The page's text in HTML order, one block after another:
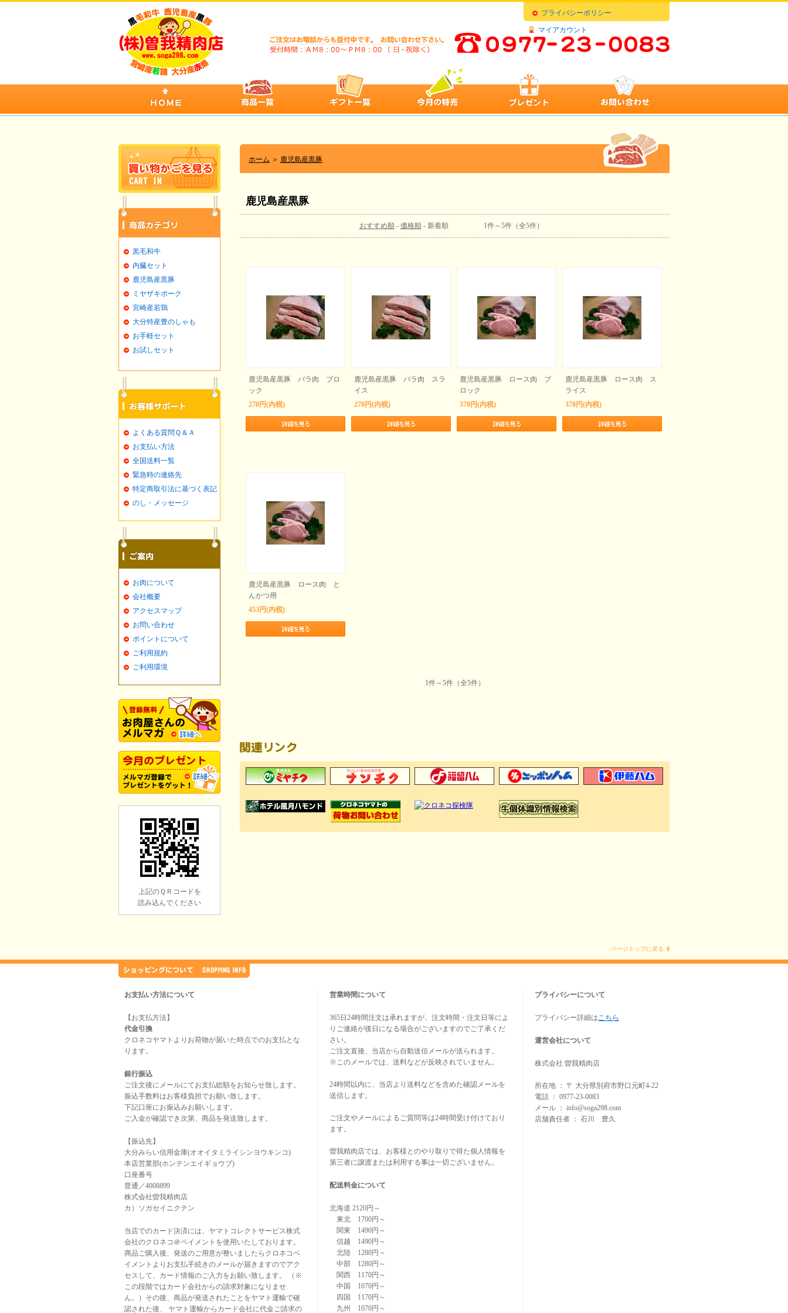
プライバシーポリシー
マイアカウント
ホーム ＞ 鹿児島産黒豚
鹿児島産黒豚
おすすめ順- 価格順- 新着順 1件～5件（全5件）
鹿児島産黒豚 バラ肉 ブロ
ック
270円(内税)
鹿児島産黒豚 バラ肉 スラ
イス
270円(内税)
鹿児島産黒豚 ロース肉 ブ
ロック
378円(内税)
鹿児島産黒豚 ロース肉 ス
ライス
378円(内税)
鹿児島産黒豚 ロース肉 と
んかつ用
453円(内税)
1件～5件（全5件）
黒毛和牛
内臓セット
鹿児島産黒豚
ミヤザキポーク
宮崎産若鶏
大分特産豊のしゃも
お手軽セット
お試しセット
よくある質問Ｑ＆Ａ
お支払い方法
全国送料一覧
緊急時の連絡先
特定商取引法に基づく表記
のし・メッセージ
お肉について
会社概要
アクセスマップ
お問い合わせ
ポイントについて
ご利用規約
ご利用環境
上記のＱＲコードを
読み込んでください
ページトップに戻る
お支払い方法について
【お支払方法】
代金引換
クロネコヤマトよりお荷物が届いた時点でのお支払とな
ります。
銀行振込
ご注文後にメールにてお支払総額をお知らせ致します。
振込手数料はお客様負担でお願い致します。
下記口座にお振込みお願いします。
ご入金が確認でき次第、商品を発送致します。
【振込先】
大分みらい信用金庫(オオイタミライシンヨウキンコ)
本店営業部(ホンテンエイギョウブ)
口座番号
普通／4008899
株式会社曽我精肉店
カ）ソガセイニクテン
当店でのカード決済には、ヤマトコレクトサービス株式
会社のクロネコ＠ペイメントを使用いたしております。
商品ご購入後、発送のご用意が整いましたらクロネコペ
イメントよりお支払手続きのメールが届きますのでアク
セスして、カード情報のご入力をお願い致します。 （※
この段階ではカード会社からの請求対象になりませ
ん。）その後、商品が発送されたことをヤマト運輸で確
認された後、 ヤマト運輸からカード会社に代金ご請求の
営業時間について
365日24時間注文は承れますが、注文時間・注文日等によ
りご連絡が後日になる場合がございますのでご了承くだ
さい。
ご注文直後、当店から自動送信メールが送られます。
※このメールでは、送料などが反映されていません。
24時間以内に、当店より送料などを含めた確認メールを
送信します。
ご注文やメールによるご質問等は24時間受け付けており
ます。
曽我精肉店では、お客様とのやり取りで得た個人情報を
第三者に譲渡または利用する事は一切ございません。
配送料金について
北海道 2120円～
東北 1700円～
関東 1490円～
信越 1490円～
北陸 1280円～
中部 1280円～
関西 1170円～
中国 1070円～
四国 1170円～
九州 1070円～
プライバシーについて
プライバシー詳細はこちら
運営会社について
株式会社 曽我精肉店
所在地 ： 〒 大分県別府市野口元町4-22
電話 ： 0977-23-0083
メール ： info@soga298.com
店舗責任者 ： 石川 豊久